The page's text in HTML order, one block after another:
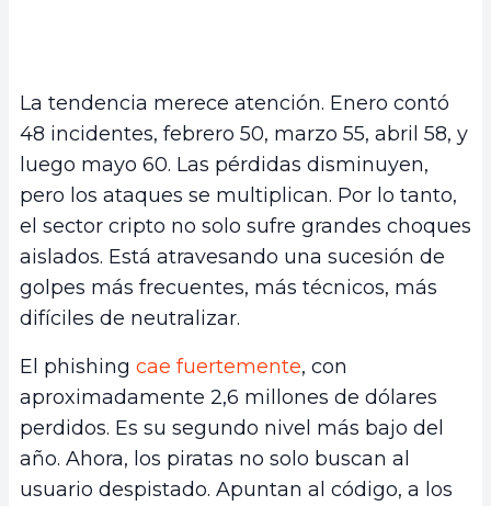
La tendencia merece atención. Enero contó
48 incidentes, febrero 50, marzo 55, abril 58, y
luego mayo 60. Las pérdidas disminuyen,
pero los ataques se multiplican. Por lo tanto,
el sector cripto no solo sufre grandes choques
aislados. Está atravesando una sucesión de
golpes más frecuentes, más técnicos, más
difíciles de neutralizar.
El phishing cae fuertemente, con
aproximadamente 2,6 millones de dólares
perdidos. Es su segundo nivel más bajo del
año. Ahora, los piratas no solo buscan al
usuario despistado. Apuntan al código, a los